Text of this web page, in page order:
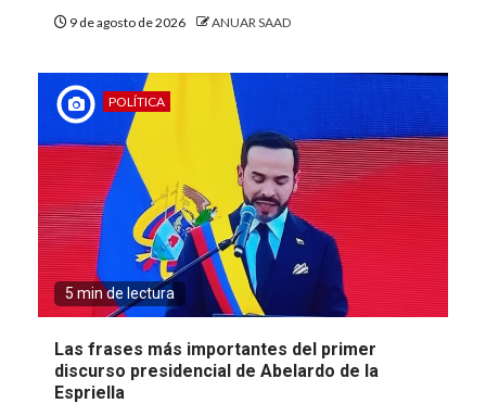
9 de agosto de 2026 ANUAR SAAD
POLÍTICA
5 min de lectura
Las frases más importantes del primer
discurso presidencial de Abelardo de la
Espriella